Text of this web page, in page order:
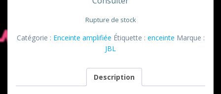
Rupture de stock
Catégorie : Enceinte amplifiée Étiquette : enceinte Marque :
JBL
Description